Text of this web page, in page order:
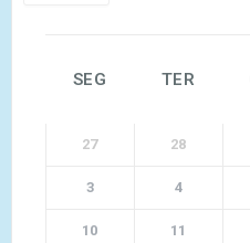
SEG TER
27 28
3 4
10 11